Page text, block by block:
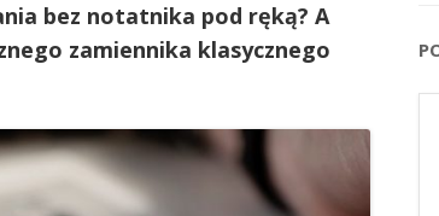
bez notatnika pod ręką? A
zamiennika klasycznego